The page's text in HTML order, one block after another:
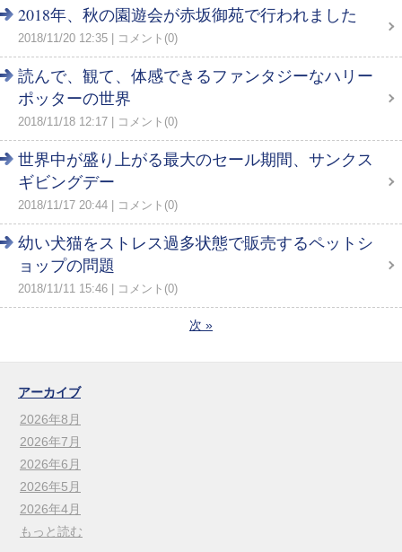
2018年、秋の園遊会が赤坂御苑で行われました
2018/11/20 12:35 コメント(0)
読んで、観て、体感できるファンタジーなハリー
ポッターの世界
2018/11/18 12:17 コメント(0)
世界中が盛り上がる最大のセール期間、サンクス
ギビングデー
2018/11/17 20:44 コメント(0)
幼い犬猫をストレス過多状態で販売するペットシ
ョップの問題
2018/11/11 15:46 コメント(0)
次 »
アーカイブ
2026年8月
2026年7月
2026年6月
2026年5月
2026年4月
もっと読む